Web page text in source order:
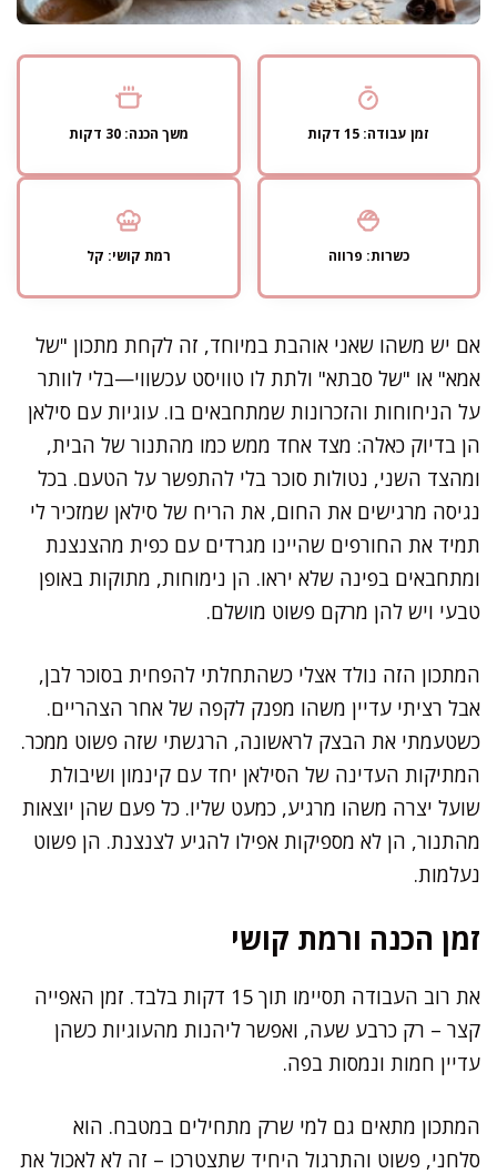
זמן עבודה: 15 דקות משך הכנה: 30 דקות
כשרות: פרווה רמת קושי: קל
אם יש משהו שאני אוהבת במיוחד, זה לקחת מתכון "של
אמא" או "של סבתא" ולתת לו טוויסט עכשווי—בלי לוותר
על הניחוחות והזכרונות שמתחבאים בו. עוגיות עם סילאן
הן בדיוק כאלה: מצד אחד ממש כמו מהתנור של הבית,
ומהצד השני, נטולות סוכר בלי להתפשר על הטעם. בכל
נגיסה מרגישים את החום, את הריח של סילאן שמזכיר לי
תמיד את החורפים שהיינו מגרדים עם כפית מהצנצנת
ומתחבאים בפינה שלא יראו. הן נימוחות, מתוקות באופן
טבעי ויש להן מרקם פשוט מושלם.
המתכון הזה נולד אצלי כשהתחלתי להפחית בסוכר לבן,
אבל רציתי עדיין משהו מפנק לקפה של אחר הצהריים.
כשטעמתי את הבצק לראשונה, הרגשתי שזה פשוט ממכר.
המתיקות העדינה של הסילאן יחד עם קינמון ושיבולת
שועל יצרה משהו מרגיע, כמעט שליו. כל פעם שהן יוצאות
מהתנור, הן לא מספיקות אפילו להגיע לצנצנת. הן פשוט
נעלמות.
זמן הכנה ורמת קושי
את רוב העבודה תסיימו תוך 15 דקות בלבד. זמן האפייה
קצר – רק כרבע שעה, ואפשר ליהנות מהעוגיות כשהן
עדיין חמות ונמסות בפה.
המתכון מתאים גם למי שרק מתחילים במטבח. הוא
סלחני, פשוט והתרגול היחיד שתצטרכו – זה לא לאכול את